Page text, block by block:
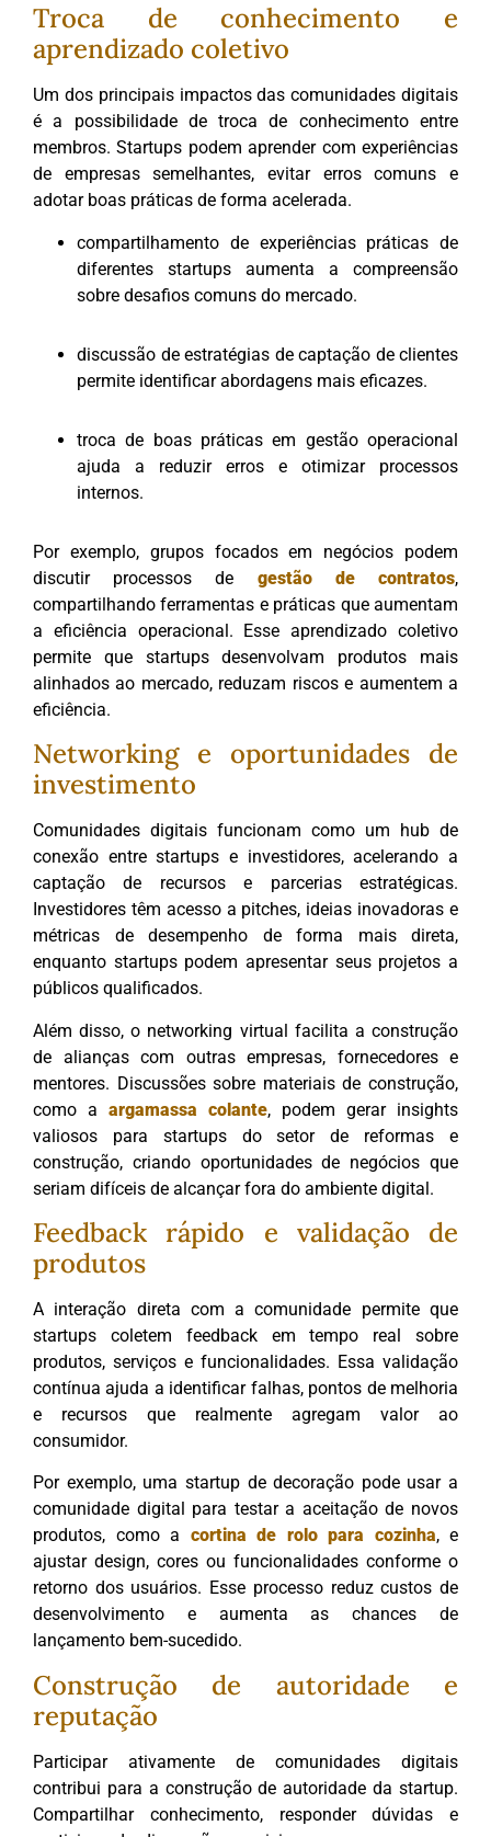
Troca de conhecimento e
aprendizado coletivo
Um dos principais impactos das comunidades digitais
é a possibilidade de troca de conhecimento entre
membros. Startups podem aprender com experiências
de empresas semelhantes, evitar erros comuns e
adotar boas práticas de forma acelerada.
compartilhamento de experiências práticas de
diferentes startups aumenta a compreensão
sobre desafios comuns do mercado.
discussão de estratégias de captação de clientes
permite identificar abordagens mais eficazes.
troca de boas práticas em gestão operacional
ajuda a reduzir erros e otimizar processos
internos.
Por exemplo, grupos focados em negócios podem
discutir processos de gestão de contratos,
compartilhando ferramentas e práticas que aumentam
a eficiência operacional. Esse aprendizado coletivo
permite que startups desenvolvam produtos mais
alinhados ao mercado, reduzam riscos e aumentem a
eficiência.
Networking e oportunidades de
investimento
Comunidades digitais funcionam como um hub de
conexão entre startups e investidores, acelerando a
captação de recursos e parcerias estratégicas.
Investidores têm acesso a pitches, ideias inovadoras e
métricas de desempenho de forma mais direta,
enquanto startups podem apresentar seus projetos a
públicos qualificados.
Além disso, o networking virtual facilita a construção
de alianças com outras empresas, fornecedores e
mentores. Discussões sobre materiais de construção,
como a argamassa colante, podem gerar insights
valiosos para startups do setor de reformas e
construção, criando oportunidades de negócios que
seriam difíceis de alcançar fora do ambiente digital.
Feedback rápido e validação de
produtos
A interação direta com a comunidade permite que
startups coletem feedback em tempo real sobre
produtos, serviços e funcionalidades. Essa validação
contínua ajuda a identificar falhas, pontos de melhoria
e recursos que realmente agregam valor ao
consumidor.
Por exemplo, uma startup de decoração pode usar a
comunidade digital para testar a aceitação de novos
produtos, como a cortina de rolo para cozinha, e
ajustar design, cores ou funcionalidades conforme o
retorno dos usuários. Esse processo reduz custos de
desenvolvimento e aumenta as chances de
lançamento bem-sucedido.
Construção de autoridade e
reputação
Participar ativamente de comunidades digitais
contribui para a construção de autoridade da startup.
Compartilhar conhecimento, responder dúvidas e